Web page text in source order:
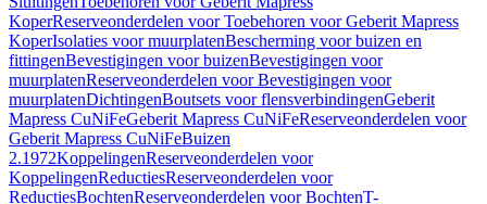
KoperReserveonderdelen voor Toebehoren voor Geberit Mapress
KoperIsolaties voor muurplatenBescherming voor buizen en
fittingenBevestigingen voor buizenBevestigingen voor
muurplatenReserveonderdelen voor Bevestigingen voor
muurplatenDichtingenBoutsets voor flensverbindingenGeberit
Mapress CuNiFeGeberit Mapress CuNiFeReserveonderdelen voor
Geberit Mapress CuNiFeBuizen
2.1972KoppelingenReserveonderdelen voor
KoppelingenReductiesReserveonderdelen voor
ReductiesBochtenReserveonderdelen voor BochtenT-